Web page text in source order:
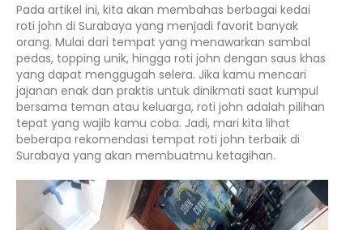
Pada artikel ini, kita akan membahas berbagai kedai
roti john di Surabaya yang menjadi favorit banyak
orang. Mulai dari tempat yang menawarkan sambal
pedas, topping unik, hingga roti john dengan saus khas
yang dapat menggugah selera. Jika kamu mencari
jajanan enak dan praktis untuk dinikmati saat kumpul
bersama teman atau keluarga, roti john adalah pilihan
tepat yang wajib kamu coba. Jadi, mari kita lihat
beberapa rekomendasi tempat roti john terbaik di
Surabaya yang akan membuatmu ketagihan.